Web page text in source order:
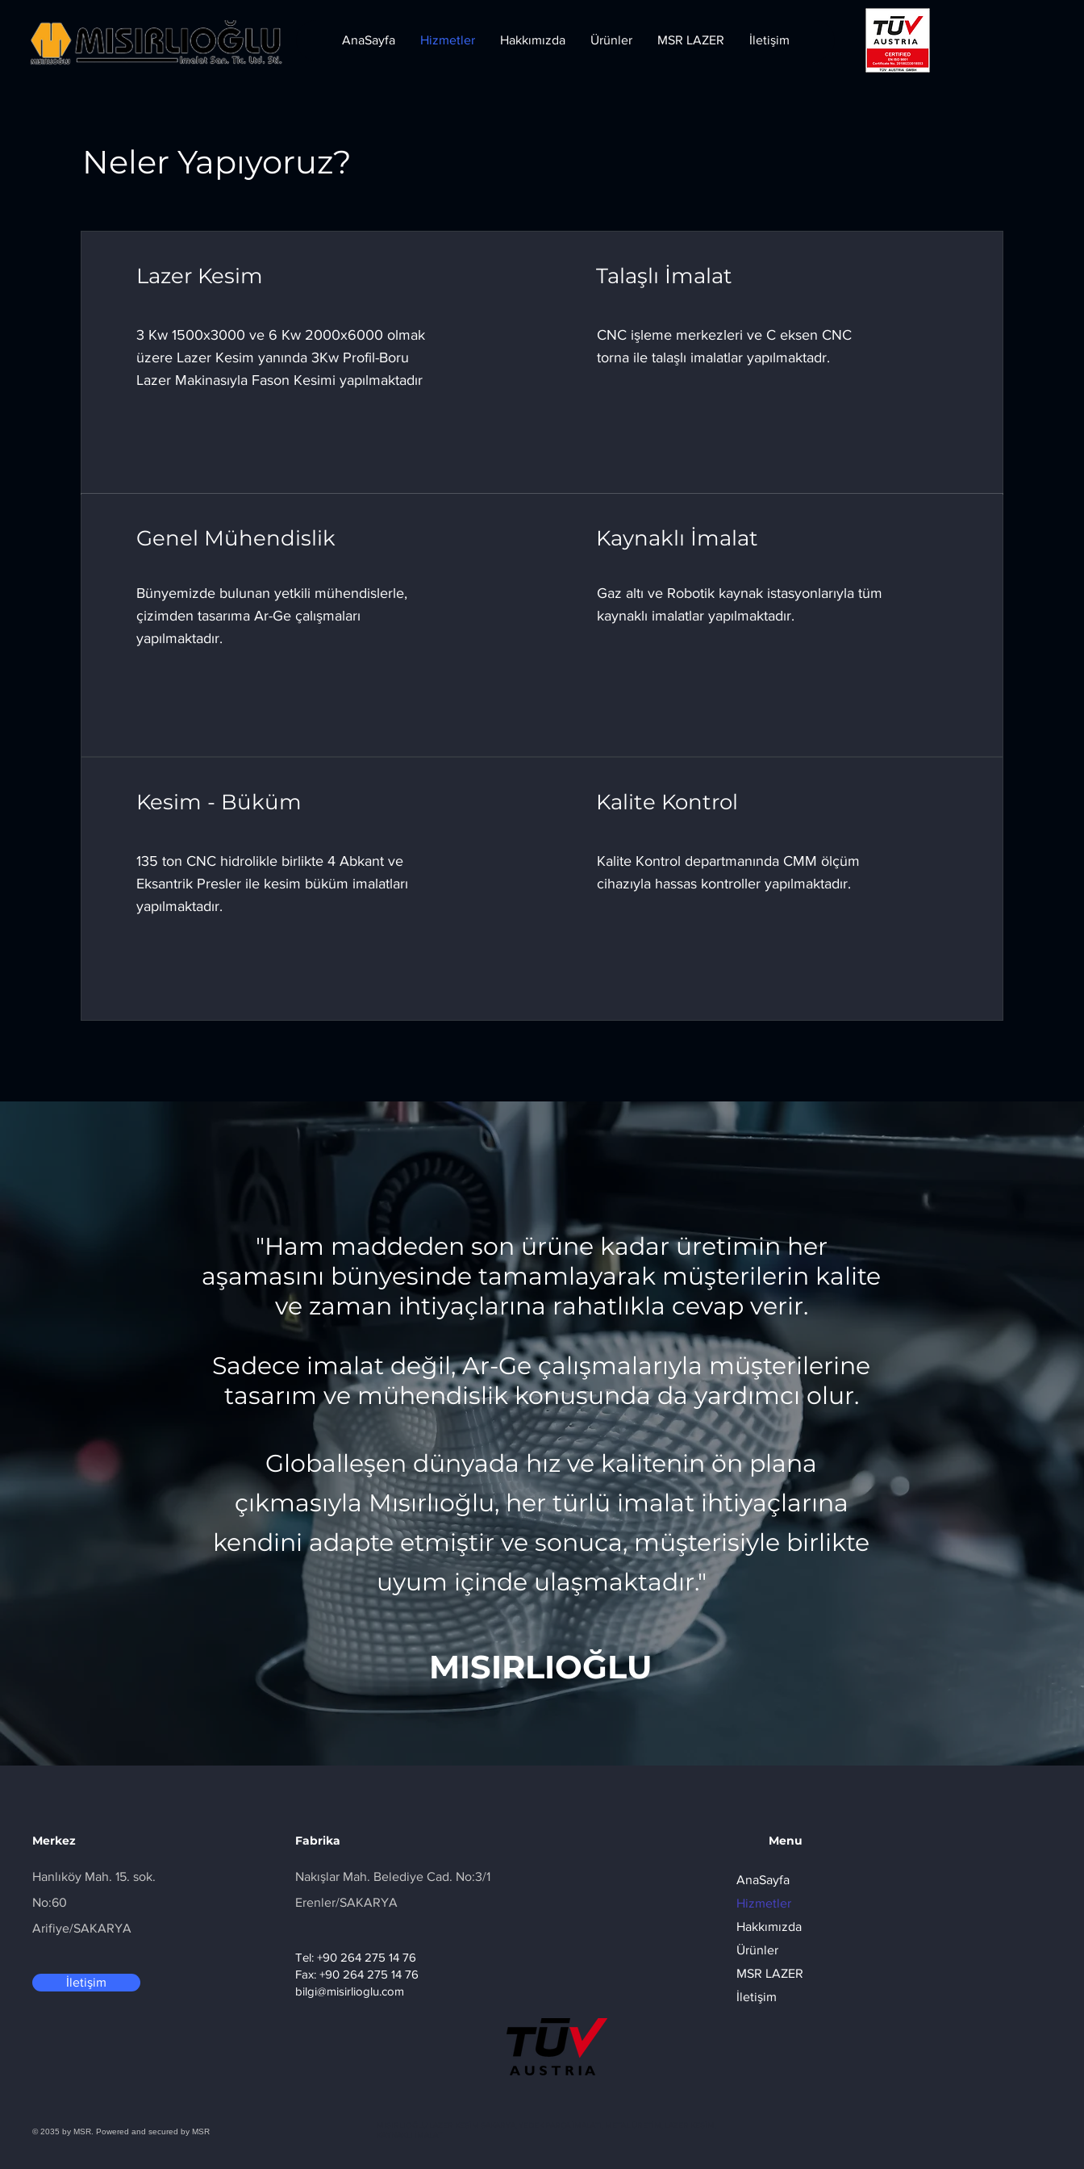
AnaSayfa Hizmetler Hakkımızda Ürünler MSR LAZER İletişim
Neler Yapıyoruz?
Lazer Kesim
3 Kw 1500x3000 ve 6 Kw 2000x6000 olmak
üzere Lazer Kesim yanında 3Kw Profil-Boru
Lazer Makinasıyla Fason Kesimi yapılmaktadır
Talaşlı İmalat
CNC işleme merkezleri ve C eksen CNC
torna ile talaşlı imalatlar yapılmaktadr.
Genel Mühendislik
Bünyemizde bulunan yetkili mühendislerle,
çizimden tasarıma Ar-Ge çalışmaları
yapılmaktadır.
Kaynaklı İmalat
Gaz altı ve Robotik kaynak istasyonlarıyla tüm
kaynaklı imalatlar yapılmaktadır.
Kesim - Büküm
135 ton CNC hidrolikle birlikte 4 Abkant ve
Eksantrik Presler ile kesim büküm imalatları
yapılmaktadır.
Kalite Kontrol
Kalite Kontrol departmanında CMM ölçüm
cihazıyla hassas kontroller yapılmaktadır.
"Ham maddeden son ürüne kadar üretimin her
aşamasını bünyesinde tamamlayarak müşterilerin kalite
ve zaman ihtiyaçlarına rahatlıkla cevap verir.
Sadece imalat değil, Ar-Ge çalışmalarıyla müşterilerine
tasarım ve mühendislik konusunda da yardımcı olur.
Globalleşen dünyada hız ve kalitenin ön plana
çıkmasıyla Mısırlıoğlu, her türlü imalat ihtiyaçlarına
kendini adapte etmiştir ve sonuca, müşterisiyle birlikte
uyum içinde ulaşmaktadır."
MISIRLIOĞLU
Merkez
Hanlıköy Mah. 15. sok.
No:60
Arifiye/SAKARYA
İletişim
Fabrika
Nakışlar Mah. Belediye Cad. No:3/1
Erenler/SAKARYA
Tel: +90 264 275 14 76
Fax: +90 264 275 14 76
bilgi@misirlioglu.com
Menu
AnaSayfa
Hizmetler
Hakkımızda
Ürünler
MSR LAZER
İletişim
© 2035 by MSR. Powered and secured by MSR